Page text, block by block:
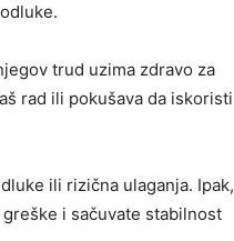
trud uzima zdravo za
rad ili pokušava da iskoristi
ili rizična ulaganja. Ipak,
i sačuvate stabilnost